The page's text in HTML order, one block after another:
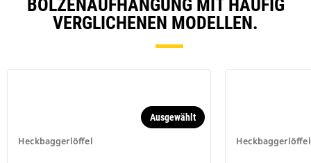
BOLZENAUFHÄNGUNG MIT HÄUFIG
VERGLICHENEN MODELLEN.
Heckbaggerlöffel
Ausgewählt
Heckbaggerlöffel